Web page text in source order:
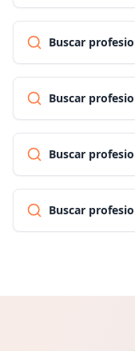
Buscar
Buscar
Buscar
Buscar